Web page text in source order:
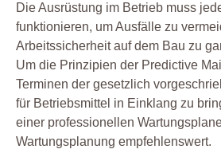
Die Ausrüstung im Betrieb muss
funktionieren, um Ausfälle zu
Arbeitssicherheit auf dem Bau zu
Um die Prinzipien der Predictive
Terminen der gesetzlich
für Betriebsmittel in Einklang zu
einer professionellen
Wartungsplanung empfehlenswert.